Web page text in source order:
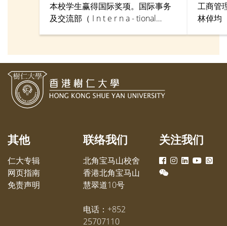
本校学生赢得国际奖项。国际事务
及交流部（ I n t e r n a - tional
Social Science (SUSS)）合作的国际
Online Program）予本校学生参
加， 其中工商管理学系— 人力资源
由SUSS Make A
「最受欢迎解决方案」奖项（The
Mos t Lik ed Solution A ward）。
工商管
林倬均
金。
其他
仁大专辑
网页指南
免责声明
联络我们
北角宝马山校舍
香港北角宝马山
慧翠道10号
电话：+852
25707110
关注我们